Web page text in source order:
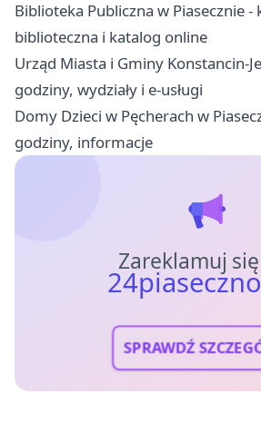
Biblioteka Publiczna w Piasecznie
biblioteczna i katalog online
Urząd Miasta i Gminy Konstancin-
godziny, wydziały i e-usługi
Domy Dzieci w Pęcherach w
godziny, informacje
Zareklamuj
SPRAWDŹ